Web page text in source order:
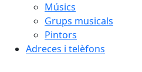
Músics
Grups musicals
Pintors
Adreces i telèfons